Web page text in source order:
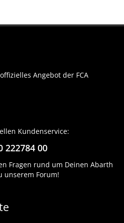
Angebot der FCA
Kundenservice:
222784 00
Fragen rund um Deinen Abarth
unserem Forum!